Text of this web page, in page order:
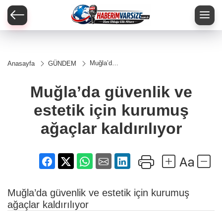
Anasayfa GÜNDEM
Muğla’da
için
kurumuş
ağaçlar
kaldırılıyor
Muğla’da güvenlik ve
estetik için kurumuş
ağaçlar kaldırılıyor
Muğla’da güvenlik ve estetik için kurumuş
ağaçlar kaldırılıyor